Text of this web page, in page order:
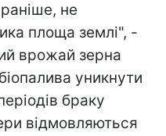
раніше, не
площа землі", -
врожай зерна
уникнути
браку
відмовляються